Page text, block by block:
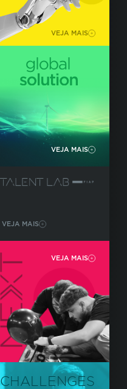
VEJA MAIS
VEJA MAIS
VEJA MAIS
VEJA MAIS
CHALLENGES